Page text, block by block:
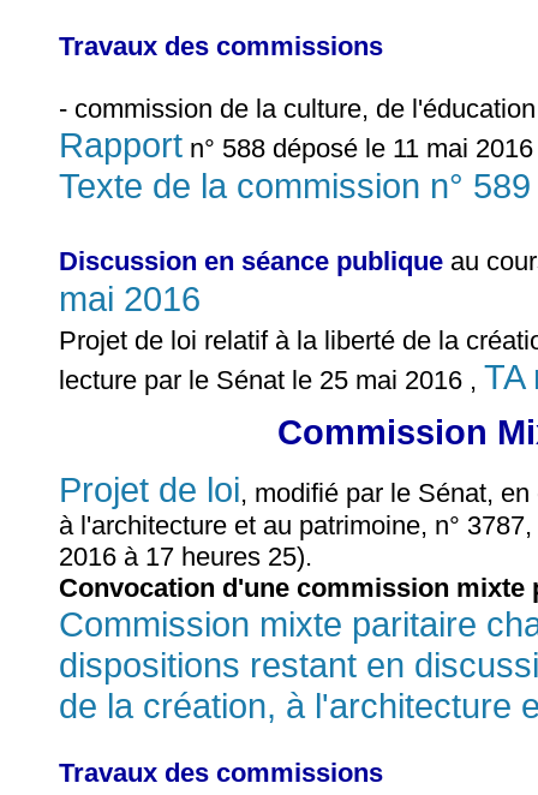
Travaux des commissions
- commission de la culture, de
Rapport n° 588 déposé le 11 mai
Texte de la commission n°
Discussion en séance publique au
mai 2016
Projet de loi relatif à la liberté de la
lecture par le Sénat le 25 mai 2016 , TA
Commission
Projet de loi, modifié par le Sénat,
à l'architecture et au patrimoine, n°
2016 à 17 heures 25).
Convocation d'une commission mixte
Commission mixte paritaire
dispositions restant en
de la création, à l'architecture
Travaux des commissions